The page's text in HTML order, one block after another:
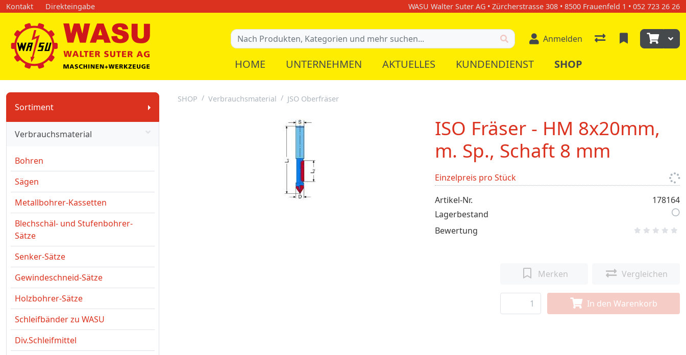
Kontakt Direkteingabe WASU Walter Suter AG • Zürcherstrasse 308 • 8500 Frauenfeld 1 • 052 723 26 26
Anmelden
HOME UNTERNEHMEN AKTUELLES KUNDENDIENST SHOP
Sortiment
Verbrauchsmaterial
Bohren
Sägen
Metallbohrer-Kassetten
Blechschäl- und Stufenbohrer-
Sätze
Senker-Sätze
Gewindeschneid-Sätze
Holzbohrer-Sätze
Schleifbänder zu WASU
Div.Schleifmittel
SHOP Verbrauchsmaterial JSO Oberfräser
ISO Fräser - HM 8x20mm,
m. Sp., Schaft 8 mm
Einzelpreis pro Stück
Artikel-Nr.
178164
Lagerbestand
Bewertung
Merken Vergleichen
In den Warenkorb